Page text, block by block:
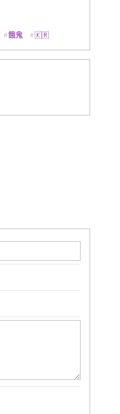
餓鬼 🇰🇷